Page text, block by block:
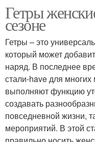
Гетры
сезоне
Гетры – это
который может
наряд. В последнее
стали-have для
выполняют функцию
создавать
повседневной жизни,
мероприятий. В этой